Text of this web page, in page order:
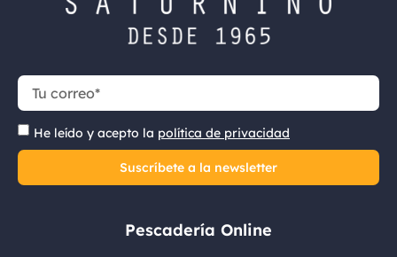
He leído y acepto la política de privacidad
Suscríbete a la newsletter
Pescadería Online